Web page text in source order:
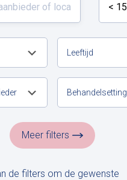
Leeftijd
Behandelsetting
Meer filters
de filters om de gewenste